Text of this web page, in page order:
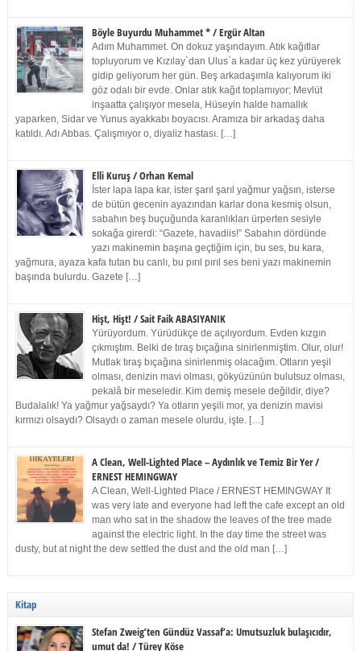
Böyle Buyurdu Muhammet * / Ergür Altan
Adım Muhammet. On dokuz yaşındayım. Atık kağıtlar
topluyorum ve Kızılay`dan Ulus`a kadar üç kez yürüyerek
gidip geliyorum her gün. Beş arkadaşımla kalıyorum iki
göz odalı bir evde. Onlar atık kağıt toplamıyor; Mevlüt
inşaatta çalışıyor mesela, Hüseyin halde hamallık
yaparken, Sidar ve Yunus ayakkabı boyacısı. Aramıza bir arkadaş daha
katıldı. Adı Abbas. Çalışmıyor o, diyaliz hastası. […]
Elli Kuruş / Orhan Kemal
İster lapa lapa kar, ister şarıl şarıl yağmur yağsın, isterse
de bütün gecenin ayazından karlar dona kesmiş olsun,
sabahın beş buçuğunda karanlıkları ürperten sesiyle
sokağa girerdi: “Gazete, havadiis!” Sabahın dördünde
yazı makinemin başına geçtiğim için, bu ses, bu kara,
yağmura, ayaza kafa tutan bu canlı, bu pırıl pırıl ses beni yazı makinemin
başında bulurdu. Gazete […]
Hişt, Hişt! / Sait Faik ABASIYANIK
Yürüyordum. Yürüdükçe de açılıyordum. Evden kızgın
çıkmıştım. Belki de tıraş bıçağına sinirlenmiştim. Olur, olur!
Mutlak tıraş bıçağına sinirlenmiş olacağım. Otların yeşil
olması, denizin mavi olması, gökyüzünün bulutsuz olması,
pekalâ bir meseledir. Kim demiş mesele değildir, diye?
Budalalık! Ya yağmur yağsaydı? Ya otların yeşili mor, ya denizin mavisi
kırmızı olsaydı? Olsaydı o zaman mesele olurdu, işte. […]
A Clean, Well-Lighted Place – Aydınlık ve Temiz Bir Yer /
ERNEST HEMINGWAY
A Clean, Well-Lighted Place / ERNEST HEMINGWAY It
was very late and everyone had left the cafe except an old
man who sat in the shadow the leaves of the tree made
against the electric light. In the day time the street was
dusty, but at night the dew settled the dust and the old man […]
Kitap
Stefan Zweig’ten Gündüz Vassaf’a: Umutsuzluk bulaşıcıdır,
umut da! / Türey Köse